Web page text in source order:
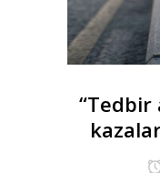
“Tedbir